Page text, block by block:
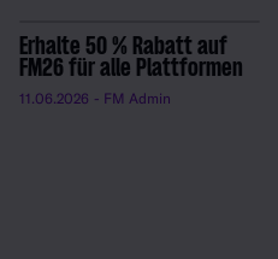
Erhalte 50 % Rabatt auf
FM26 für alle Plattformen
11.06.2026 - FM Admin